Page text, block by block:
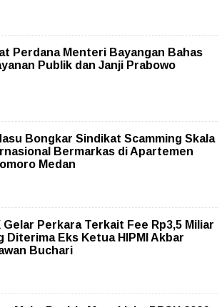
Perdana Menteri Bayangan Bahas
Publik dan Janji Prabowo
Bongkar Sindikat Scamming Skala
Bermarkas di Apartemen
Medan
Gelar Perkara Terkait Fee Rp3,5 Miliar
Diterima Eks Ketua HIPMI Akbar
Buchari